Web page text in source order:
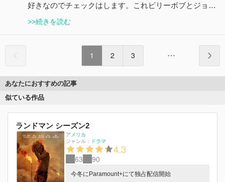
好きなのでチェックはします。これビリーボブとジョ…
>>続きを読む
1 2 3
あなたにおすすめの記事
似ている作品
ランドマン シーズン2
アメリカ
ジャンル：
ドラマ
4.3
63 90
今冬にParamount+にて独占配信開始